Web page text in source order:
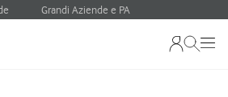
Grandi Aziende e PA